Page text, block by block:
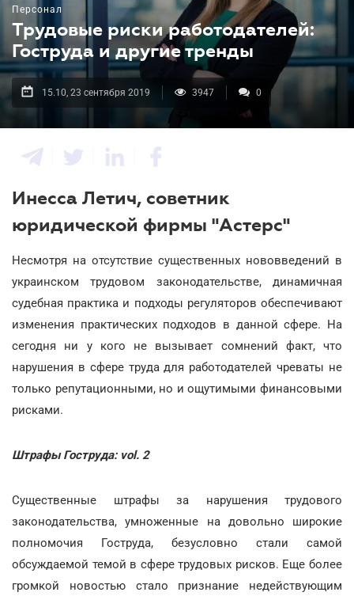
Персонал
Трудовые риски работодателей:
Гоструда и другие тренды
15.10, 23 сентября 2019 3947 0
Инесса Летич, советник
юридической фирмы "Астерс"
Несмотря на отсутствие существенных нововведений в
украинском трудовом законодательстве, динамичная
судебная практика и подходы регуляторов обеспечивают
изменения практических подходов в данной сфере. На
сегодня ни у кого не вызывает сомнений факт, что
нарушения в сфере труда для работодателей чреваты не
только репутационными, но и ощутимыми финансовыми
рисками.
Штрафы Гоструда: vol. 2
Существенные штрафы за нарушения трудового
законодательства, умноженные на довольно широкие
полномочия Гоструда, безусловно стали самой
обсуждаемой темой в сфере трудовых рисков. Еще более
громкой новостью стало признание недействующим